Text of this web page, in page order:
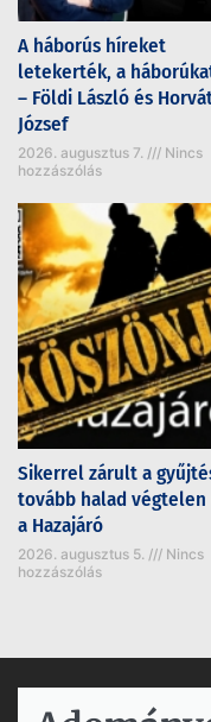
A háborús híreket
letekerték, a
– Földi László és
József
2026. augusztus 7.
Nincs
hozzászólás
Sikerrel zárult a
tovább halad végtelen
a Hazajáró
2026. augusztus 5.
Nincs
hozzászólás